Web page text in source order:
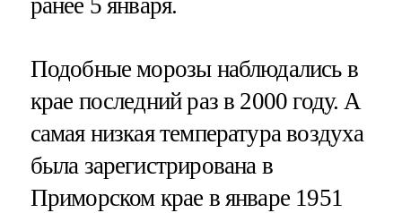
ранее 5 января.
Подобные морозы наблюдались в
крае последний раз в 2000 году. А
самая низкая температура воздуха
была зарегистрирована в
Приморском крае в январе 1951